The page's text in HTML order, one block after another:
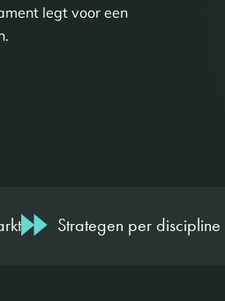
legt voor een
per discipline & branche